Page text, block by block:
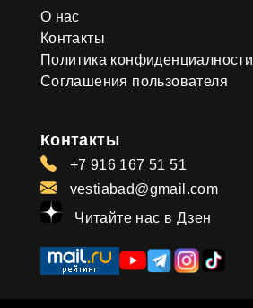
О нас
Контакты
Политика конфиденциалности
Соглашения пользователя
Контакты
+7 916 167 51 51
vestiabad@gmail.com
Читайте нас в Дзен